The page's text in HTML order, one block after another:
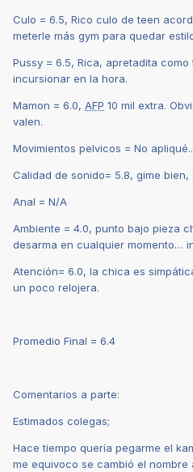
Culo = 6.5, Rico culo de teen
meterle más gym para quedar
Pussy = 6.5, Rica, apretadita
incursionar en la hora.
Mamon = 6.0, AFP 10 mil extra.
valen.
Movimientos pelvicos = No
Calidad de sonido= 5.8, gime bien,
Anal = N/A
Ambiente = 4.0, punto bajo pieza
desarma en cualquier momento…
Atención= 6.0, la chica es
un poco relojera.
Promedio Final = 6.4
Comentarios a parte:
Estimados colegas;
Hace tiempo quería pegarme el
me equivoco se cambió el